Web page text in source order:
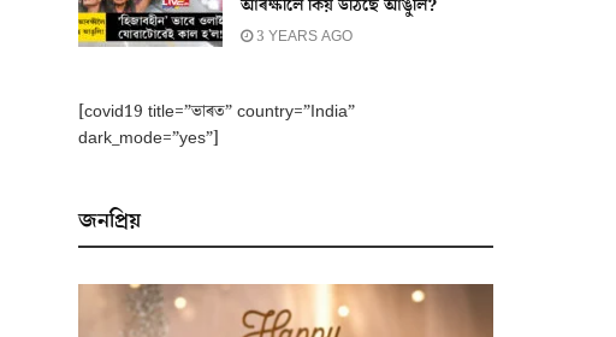
আৰক্ষীলৈ কিয় উঠিছে আঙুলি?
3 YEARS AGO
[covid19 title=”ভাৰত” country=”India”
dark_mode=”yes”]
জনপ্ৰিয়